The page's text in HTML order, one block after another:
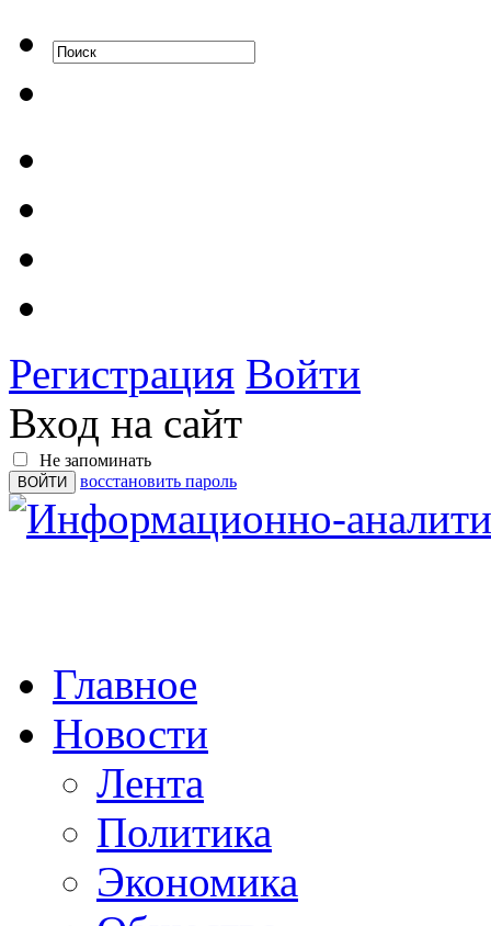
Регистрация Войти
Вход на сайт
Не запоминать
восстановить пароль
Главное
Новости
Лента
Политика
Экономика